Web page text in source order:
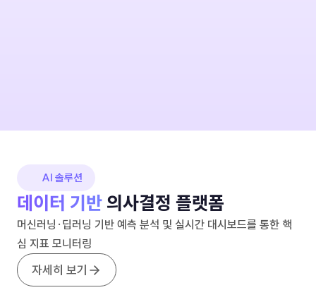
AI 솔루션
데이터 기반 의사결정 플랫폼
머신러닝·딥러닝 기반 예측 분석 및 실시간 대시보드를 통한 핵
심 지표 모니터링
자세히 보기